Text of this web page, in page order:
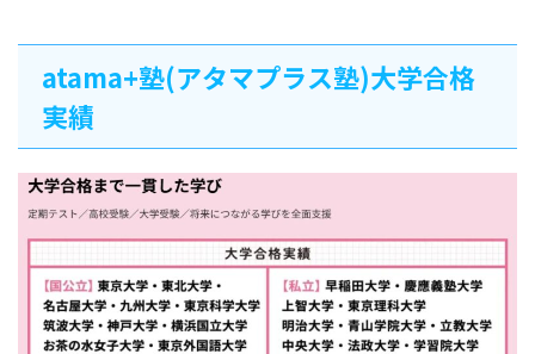
atama+塾(アタマプラス塾)大学合格
実績